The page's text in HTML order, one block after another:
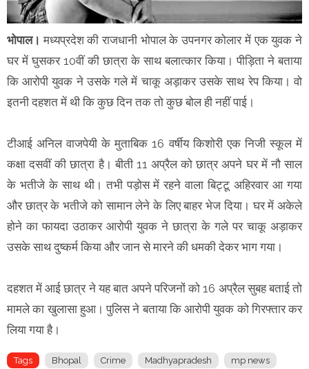
भोपाल।मध्यप्रदेश की राजधानी भोपाल के उपनगर कोलार में एक युवक ने
घर में घुसकर 10वीं की छात्रा के साथ बलात्कार किया। पीड़िता ने बताया
कि आरोपी युवक ने उसके गले में चाकू अड़ाकर उसके साथ रेप किया। वो
इतनी दहशत में थी कि कुछ दिन तक तो कुछ बोल ही नहीं पाई।
टीआई अनिल वाजपेयी के मुताबिक 16 वर्षीय किशोरी एक निजी स्कूल में
कक्षा दसवीं की छात्रा है। बीती 11 अप्रैल को छात्र अपने घर में नौ साल
के भतीजे के साथ थी। तभी पड़ोस में रहने वाला बिट्टू अहिरवार आ गया
और छात्र के भतीजे को सामान लेने के लिए बाहर भेज दिया। घर में अकेले
होने का फायदा उठाकर आरोपी युवक ने छात्रा के गले पर चाकू अड़ाकर
उसके साथ दुष्कर्म किया और जान से मारने की धमकी देकर भाग गया।
दहशत में आई छात्र ने यह बात अपने परिजनों को 16 अप्रैल सुबह बताई तो
मामले का खुलासा हुआ। पुलिस ने बताया कि आरोपी युवक को गिरफ्तार कर
लिया गया है।
Tags Bhopal Crime Madhyapradesh mp news